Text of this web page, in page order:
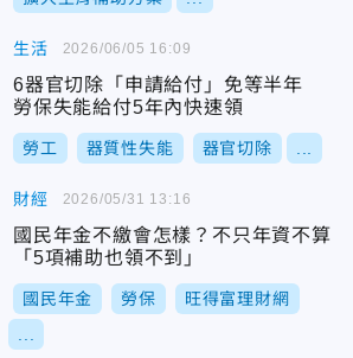
生活
6器官切除「申請給付」免等半年
勞保失能給付5年內快速領
勞工 器質性失能 器官切除
2026/06/05 16:09
財經
國民年金不繳會怎樣？不只年資不算
「5項補助也領不到」
國民年金 勞保 旺得富理財網
2026/05/31 13:16